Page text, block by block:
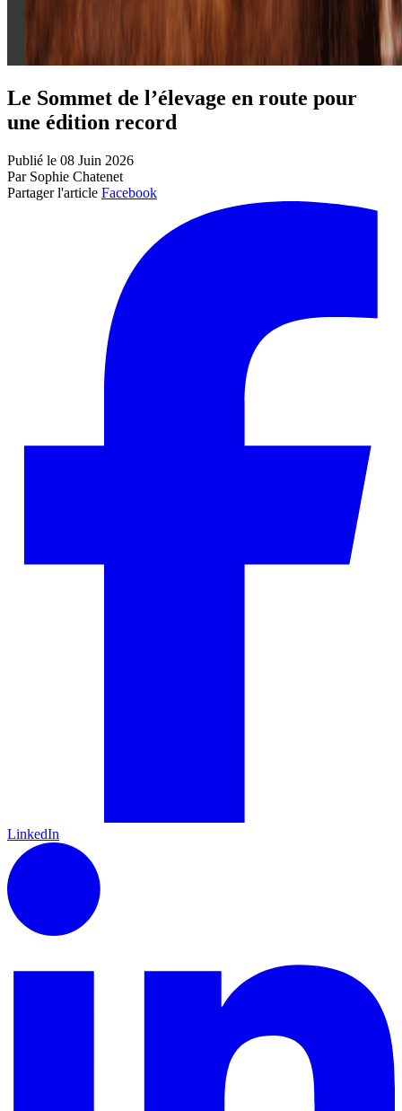
Le Sommet de l’élevage en route pour
une édition record
Publié le 08 Juin 2026
Par Sophie Chatenet
Partager l'article Facebook
LinkedIn